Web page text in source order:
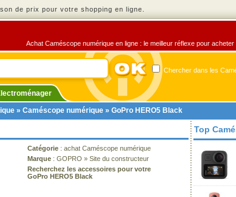
de prix pour votre shopping en ligne.
Achat Caméscope numérique en ligne : le meilleur réflexe pour
Chercher dans les
» Caméscope numérique » GoPro HERO5 Black
Catégorie : achat Caméscope numérique
Marque : GOPRO » Site du constructeur
Recherchez les accessoires pour votre
GoPro HERO5 Black
Top